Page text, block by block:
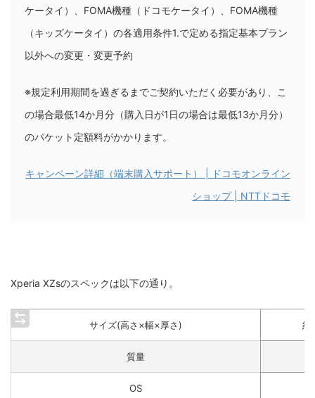
ケータイ）、FOMA機種（ドコモケータイ）、FOMA機種
（キッズケータイ）の各適用条件1.で定める指定基本プラン
以外への変更・変更予約
※規定利用期間を過ぎるまでご契約いただく必要があり、こ
の場合最低14か月分（購入日が1日の場合は最低13か月分）
のパケット定額料がかかります。
キャンペーン詳細（端末購入サポート） | ドコモオンライン
ショップ | NTTドコモ
Xperia XZsのスペックは以下の通り。
サイズ(高さ×幅×厚さ) 約
質量
OS